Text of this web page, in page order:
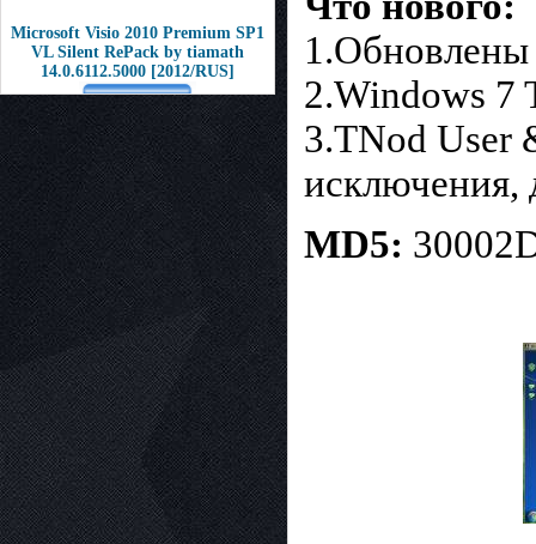
Microsoft Visio 2010 Premium SP1
VL Silent RePack by tiamath
14.0.6112.5000 [2012/RUS]
2.Windows 7
3.TNod User
исключения,
MD5: